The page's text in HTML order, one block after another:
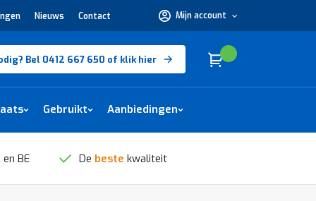
Nieuws Contact Mijn account
nodig?
Bel 0412 667 650 of klik hier Winkelwagen
Cart
Gebruikt Aanbiedingen
BE De beste kwaliteit